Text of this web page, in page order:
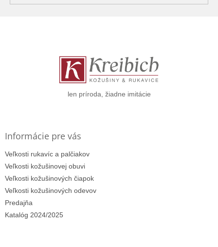
len príroda, žiadne imitácie
Informácie pre vás
Veľkosti rukavíc a palčiakov
Veľkosti kožušinovej obuvi
Veľkosti kožušinových čiapok
Veľkosti kožušinových odevov
Predajňa
Katalóg 2024/2025